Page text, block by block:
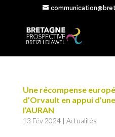
Une récompense
d’Orvault en appui
l’AURAN
13 Fév 2024| Actualités